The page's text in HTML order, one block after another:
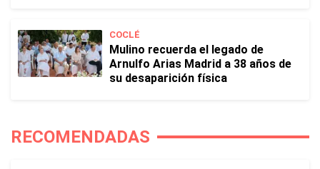
COCLÉ
Mulino recuerda el legado de
Arnulfo Arias Madrid a 38 años de
su desaparición física
RECOMENDADAS